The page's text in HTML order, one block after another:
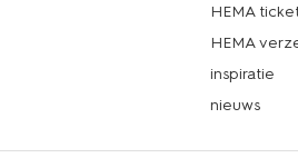
HEMA
HEMA
inspiratie
nieuws